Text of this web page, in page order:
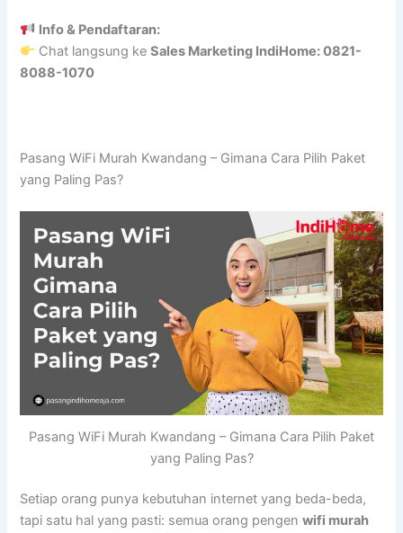
Info & Pendaftaran:
Chat langsung keSales Marketing IndiHome: 0821-
8088-1070
Pasang WiFi Murah Kwandang – Gimana Cara Pilih Paket
yang Paling Pas?
Pasang WiFi Murah Kwandang – Gimana Cara Pilih Paket
yang Paling Pas?
Setiap orang punya kebutuhan internet yang beda-beda,
tapi satu hal yang pasti: semua orang pengenwifi murah